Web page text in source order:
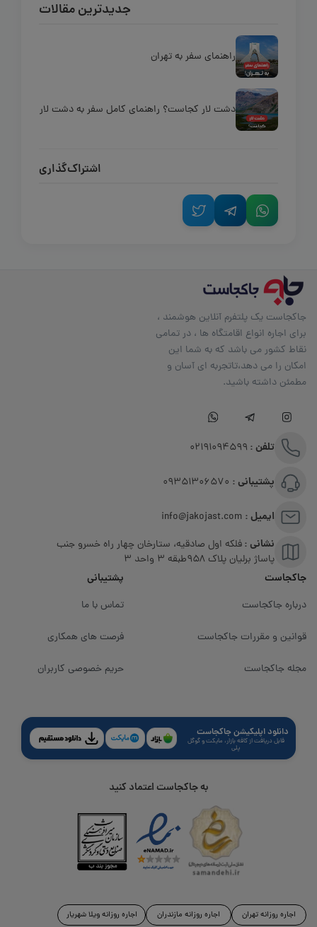
جدیدترین مقالات
راهنمای سفر به تهران
دشت لار کجاست؟ راهنمای کامل سفر به دشت لار
اشتراک‌گذاری
جاکجاست یک پلتفرم آنلاین هوشمند ،
برای اجاره انواع اقامتگاه ها ، در تمامی
نقاط کشور می باشد که به شما این
امکان را می دهد،تاتجربه ای آسان و
مطمئن داشته باشید.
تلفن : 02191094599
پشتیبانی :
ایمیل :
نشانی :فلکه اول صادقیه، ستارخان چهار راه خسرو جنب
پاساژ برلیان پلاک ۹۵۸طبقه 3 واحد 3
جاکجاست
درباره جاکجاست
قوانین و مقررات جاکجاست
مجله جاکجاست
پشتیبانی
تماس با ما
فرصت های همکاری
حریم خصوصی کاربران
دانلود اپلیکیشن جاکجاست
قابل دریافت از کافه بازار، مایکت و گوگل
پلی
به جاکجاست اعتماد کنید
اجاره روزانه تهران اجاره روزانه مازندران اجاره روزانه ویلا شهریار